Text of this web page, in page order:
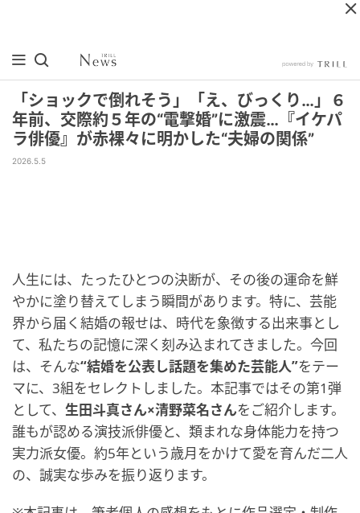
「ショックで倒れそう」「え、びっくり…」６
年前、交際約５年の“電撃婚”に激震…『イケパ
ラ俳優』が赤裸々に明かした“夫婦の関係”
2026.5.5
人生には、たったひとつの決断が、その後の運命を鮮
やかに塗り替えてしまう瞬間があります。特に、芸能
界から届く結婚の報せは、時代を象徴する出来事とし
て、私たちの記憶に深く刻み込まれてきました。今回
は、そんな“結婚を公表し話題を集めた芸能人”をテー
マに、3組をセレクトしました。本記事ではその第1弾
として、 生田斗真さん×清野菜名さんをご紹介します。
誰もが認める演技派俳優と、類まれな身体能力を持つ
実力派女優。約5年という歳月をかけて愛を育んだ二人
の、誠実な歩みを振り返ります。